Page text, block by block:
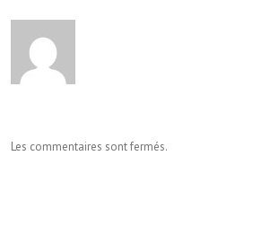
Les commentaires sont fermés.